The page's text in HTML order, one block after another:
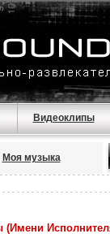
Видеоклипы
Моя музыка
(Имени